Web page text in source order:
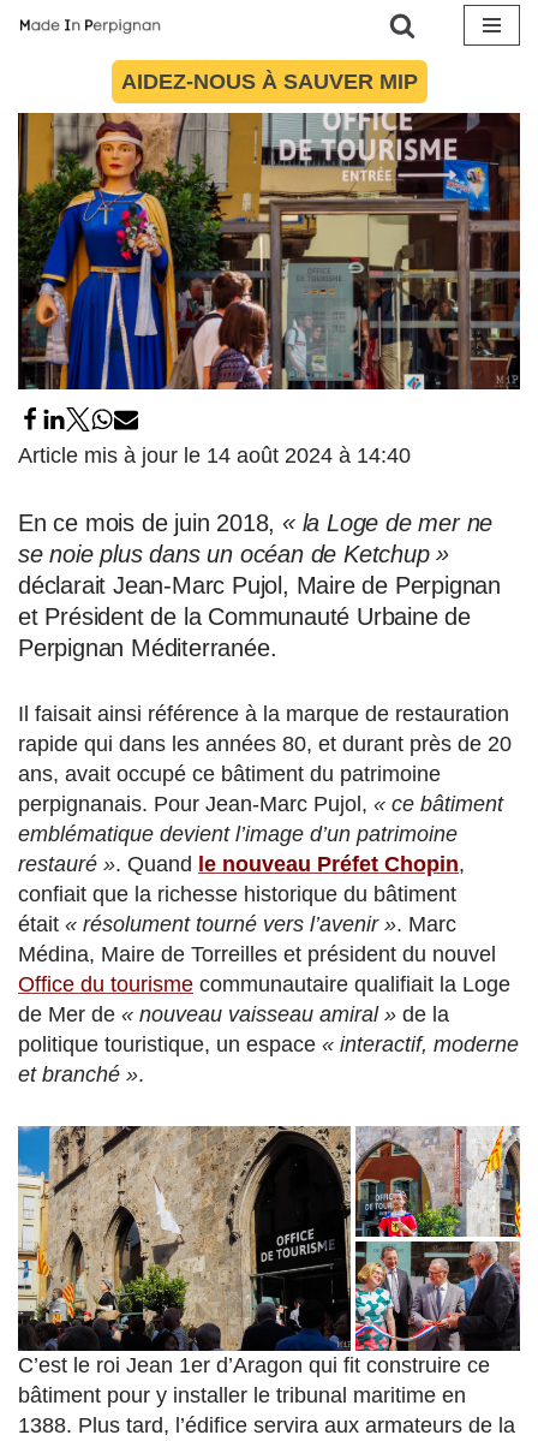
contenu
AIDEZ-NOUS À SAUVER MIP
21 juin 2018
Article mis à jour le 14 août 2024 à 14:40
En ce mois de juin 2018, « la Loge de mer ne
se noie plus dans un océan de Ketchup »
déclarait Jean-Marc Pujol, Maire de Perpignan
et Président de la Communauté Urbaine de
Perpignan Méditerranée.
Il faisait ainsi référence à la marque de restauration
rapide qui dans les années 80, et durant près de 20
ans, avait occupé ce bâtiment du patrimoine
perpignanais. Pour Jean-Marc Pujol, « ce bâtiment
emblématique devient l’image d’un patrimoine
restauré ». Quand le nouveau Préfet Chopin,
confiait que la richesse historique du bâtiment
était « résolument tourné vers l’avenir ». Marc
Médina, Maire de Torreilles et président du nouvel
Office du tourisme communautaire qualifiait la Loge
de Mer de « nouveau vaisseau amiral » de la
politique touristique, un espace « interactif, moderne
et branché ».
C’est le roi Jean 1er d’Aragon qui fit construire ce
bâtiment pour y installer le tribunal maritime en
1388. Plus tard, l’édifice servira aux armateurs de la